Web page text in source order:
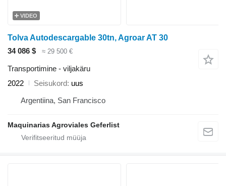
VIDEO
Tolva Autodescargable 30tn, Agroar AT 30
34 086 $
≈ 29 500 €
Transportimine - viljakäru
2022
Seisukord uus
Argentiina, San Francisco
Maquinarias Agroviales Geferlist